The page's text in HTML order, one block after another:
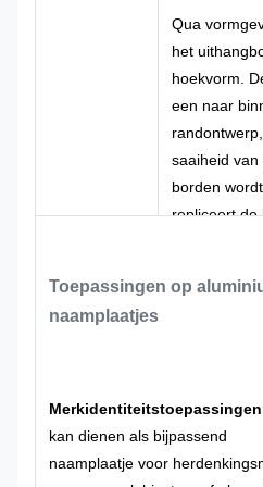
Qua
het
hoekvorm.
een naar
saaiheid
borden
repliceert de
zwart-witte
genest en
en prachtige
Toepassingen op
naamplaatjes
Merkidentiteitstoepassingen
kan dienen als bijpassend
naamplaatje voor